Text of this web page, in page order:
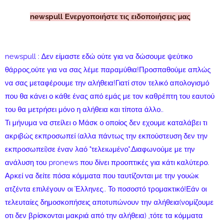
newspull Ενεργοποιήστε τις ειδοποιήσεις μας
newspull : Δεν είμαστε εδώ ούτε για να δώσουμε ψεύτικο
θάρρος,ούτε για να σας λέμε παραμύθια!Προσπαθούμε απλώς
να σας μεταφέρουμε την αλήθεια!Γιατί στον τελικό απολογισμό
που θα κάνει ο κάθε ένας από εμάς με τον καθρέπτη του εαυτού
του θα μετρήσει μόνο η αλήθεια και τίποτα άλλο..
Τι μήνυμα να στείλει ο Μάσκ ο οποίος δεν εχουμε καταλάβει τι
ακριβώς εκπροσωπεί (αλλα πάντως την εκπούστευση δεν την
εκπροσωπεί)σε έναν λαό "τελειωμένο".Διαφωνούμε με την
ανάλυση του pronews που δίνει προοπτικές για κάτι καλύτερο.
Αρκεί να δείτε πόσα κόμματα που ταυτίζονται με την γουώκ
ατζέντα επιλέγουν οι Έλληνες.. Το ποσοστό τρομακτικό!Εάν οι
τελευταίες δημοσκοπήσεις αποτυπώνουν την αλήθεια(νομίζουμε
οτι δεν βρίσκονται μακριά από την αλήθεια) ,τότε τα κόμματα